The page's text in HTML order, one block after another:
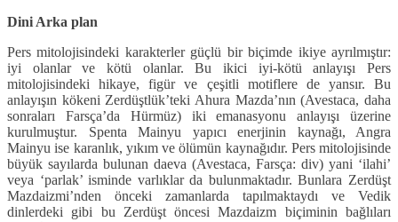
Dini Arka plan
Pers mitolojisindeki karakterler güçlü bir biçimde ikiye ayrılmıştır:
iyi olanlar ve kötü olanlar. Bu ikici iyi-kötü anlayışı Pers
mitolojisindeki hikaye, figür ve çeşitli motiflere de yansır. Bu
anlayışın kökeni Zerdüştlük’teki Ahura Mazda’nın (Avestaca, daha
sonraları Farsça’da Hürmüz) iki emanasyonu anlayışı üzerine
kurulmuştur. Spenta Mainyu yapıcı enerjinin kaynağı, Angra
Mainyu ise karanlık, yıkım ve ölümün kaynağıdır. Pers mitolojisinde
büyük sayılarda bulunan daeva (Avestaca, Farsça: div) yani ‘ilahi’
veya ‘parlak’ isminde varlıklar da bulunmaktadır. Bunlara Zerdüşt
Mazdaizmi’nden önceki zamanlarda tapılmaktaydı ve Vedik
dinlerdeki gibi bu Zerdüşt öncesi Mazdaizm biçiminin bağlıları